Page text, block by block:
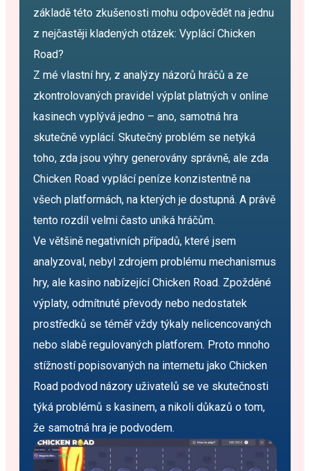
základě této zkušenosti mohu odpovědět na jednu
z nejčastěji kladených otázek: Vyplácí Chicken
Road?
Z mé vlastní hry, z analýzy názorů hráčů a ze
zkontrolovaných pravidel výplat platných v online
kasinech vyplývá jedno – ano, samotná hra
skutečně vyplácí. Skutečný problém se netýká
toho, zda jsou výhry generovány správně, ale zda
Chicken Road vyplácí peníze konzistentně na
všech platformách, na kterých je dostupná. A právě
tento rozdíl velmi často uniká hráčům.
Ve většině negativních případů, které jsem
analyzoval, nebyl zdrojem problému mechanismus
hry, ale kasino nabízející Chicken Road. Zpožděné
výplaty, odmítnuté převody nebo nedostatek
prostředků se téměř vždy týkaly nelicencovaných
nebo slabě regulovaných platforem. Proto mnoho
stížností popisovaných na internetu jako Chicken
Road podvod názory uživatelů se ve skutečnosti
týká problémů s kasinem, a nikoli důkazů o tom,
že samotná hra je podvodem.